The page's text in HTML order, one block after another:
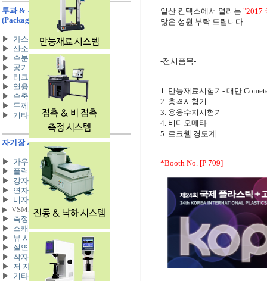
투과 & 투습도 시험기
(Packaging Tester)
▶ 가스투과도 시험기
▶ 산소투과도 시험기
▶ 수분 투습도 시험기
▶ 공기 투과도 시험기
▶ 리크 시험기
▶ 열융착 시험기
▶ 수축 시험기
▶ 두께 측정기
▶ 기타
자기장 시험기 (Magnetic Test)
▶ 가우스 메타
▶ 플럭스 메타
▶ 강자성체 측정 시스템
▶ 연자성체 측정 시스템
▶ 비자성체 측정 시스템
▶ VSM,PFM 시스템
▶ 측정 코일 시스템
▶ 스캐너 시스템
▶ 뷰 시스템
▶ 절연저항 측정 시스템
▶ 착자 & 탈자 시스템
▶ 저 자기 & 투자율 측정기
▶ 기타
일산 킨텍스에서 열리는"2017
많은 성원 부탁 드립니다.
-전시품목-
1. 만능재료시험기- 대만
2. 충격시험기
3. 용융수지시험기
4. 비디오메타
5. 로크웰 경도계
*Booth No. [P 709]